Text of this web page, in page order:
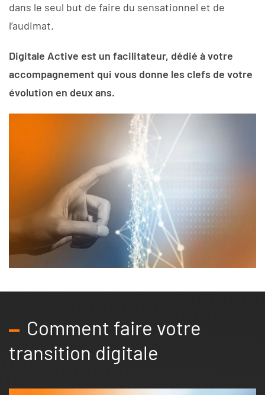
dans le seul but de faire du sensationnel et de
l’audimat.
Digitale Active est un facilitateur, dédié à votre
accompagnement qui vous donne les clefs de votre
évolution en deux ans.
Comment faire votre
transition digitale